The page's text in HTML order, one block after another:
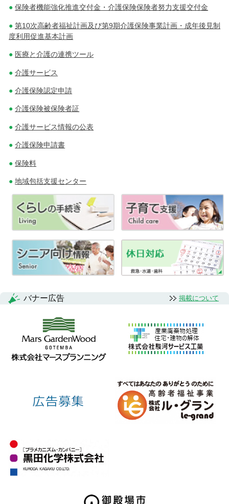
ゲ
ー
シ
ョ
ン
保険者機能強化推進交付金・介護保険保険者努力支援交付金
第10次高齢者福祉計画及び第9期介護保険事業計画・成年後見制
度利用促進基本計画
医療と介護の連携ツール
介護サービス
介護保険認定申請
介護保険被保険者証
介護サービス情報の公表
介護保険申請書
保険料
地域包括支援センター
バナー広告 掲載について